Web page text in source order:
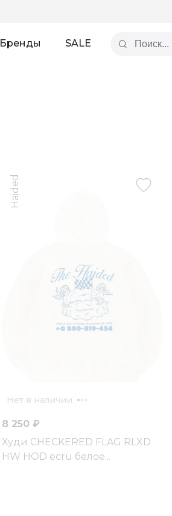
Бренды SALE
Нет в наличии
Haided
8 250 ₽
Худи CHECKERED FLAG RLXD
HW HOD ecru белое...